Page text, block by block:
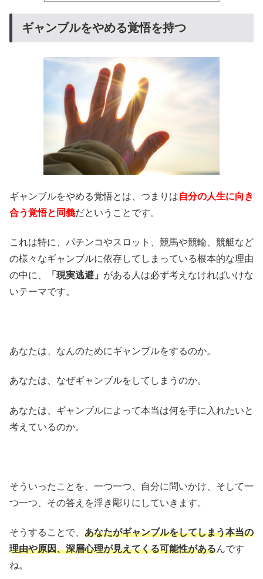
ギャンブルをやめる覚悟を持つ
ギャンブルをやめる覚悟とは、つまりは自分の人生に向き
合う覚悟と同義だということです。
これは特に、パチンコやスロット、競馬や競輪、競艇など
の様々なギャンブルに依存してしまっている根本的な理由
の中に、
「現実逃避」 がある人は必ず考えなければいけな
いテーマです。
あなたは、なんのためにギャンブルをするのか。
あなたは、なぜギャンブルをしてしまうのか。
あなたは、ギャンブルによって本当は何を手に入れたいと
考えているのか。
そういったことを、一つ一つ、自分に問いかけ、そして一
つ一つ、その答えを浮き彫りにしていきます。
そうすることで、 あなたがギャンブルをしてしまう本当の
理由や原因、深層心理が見えてくる可能性があるんです
ね。